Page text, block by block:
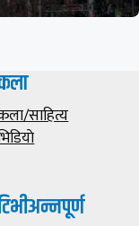
साहित्य